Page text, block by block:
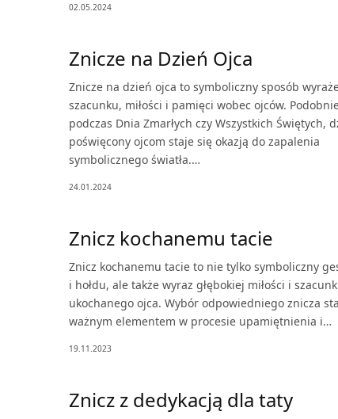
02.05.2024
Znicze na Dzień Ojca
Znicze na dzień ojca to symboliczny sposób
szacunku, miłości i pamięci wobec ojców.
podczas Dnia Zmarłych czy Wszystkich Świętych,
poświęcony ojcom staje się okazją do zapalenia
symbolicznego światła.…
24.01.2024
Znicz kochanemu tacie
Znicz kochanemu tacie to nie tylko symboliczny
i hołdu, ale także wyraz głębokiej miłości i
ukochanego ojca. Wybór odpowiedniego znicza
ważnym elementem w procesie upamiętnienia i…
19.11.2023
Znicz z dedykacją dla taty